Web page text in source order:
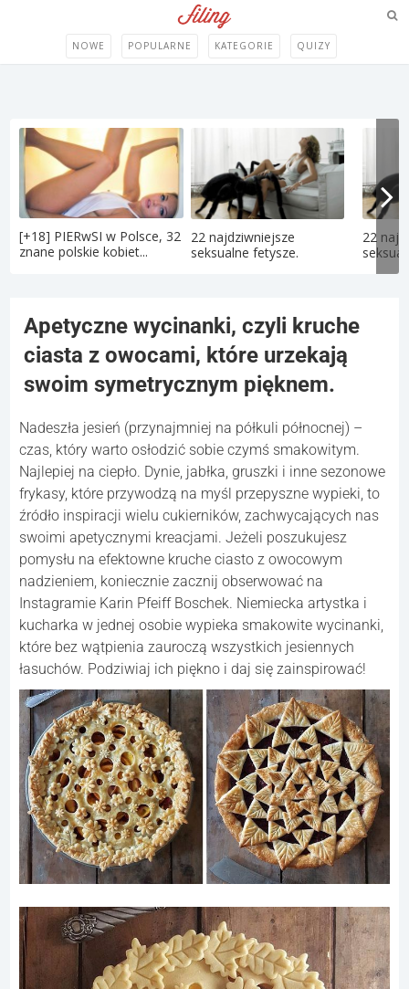
NOWE POPULARNE KATEGORIE QUIZY
[+18] PIERwSI w Polsce, 32
znane polskie kobiet...
22 najdziwniejsze
seksualne fetysze.
22
Apetyczne wycinanki, czyli kruche
ciasta z owocami, które urzekają
swoim symetrycznym pięknem.
Nadeszła jesień (przynajmniej na półkuli północnej) –
czas, który warto osłodzić sobie czymś smakowitym.
Najlepiej na ciepło. Dynie, jabłka, gruszki i inne sezonowe
frykasy, które przywodzą na myśl przepyszne wypieki, to
źródło inspiracji wielu cukierników, zachwycających nas
swoimi apetycznymi kreacjami. Jeżeli poszukujesz
pomysłu na efektowne kruche ciasto z owocowym
nadzieniem, koniecznie zacznij obserwować na
Instagramie Karin Pfeiff Boschek. Niemiecka artystka i
kucharka w jednej osobie wypieka smakowite wycinanki,
które bez wątpienia zauroczą wszystkich jesiennych
łasuchów. Podziwiaj ich piękno i daj się zainspirować!